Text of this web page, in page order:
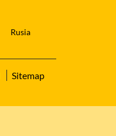
Rusia
Sitemap